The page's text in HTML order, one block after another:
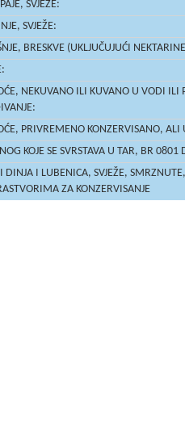
SVJEŽE:
SVJEŽE:
BRESKVE (UKLJUČUJUĆI
NEKUVANO ILI KUVANO U VODI
PRIVREMENO KONZERVISANO,
KOJE SE SVRSTAVA U TAR, BR
I LUBENICA, SVJEŽE,
ZA KONZERVISANJE